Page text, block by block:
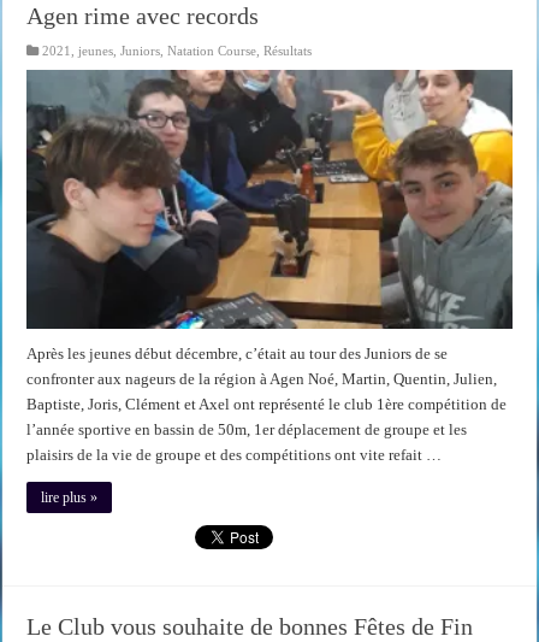
Agen rime avec records
2021 ,jeunes ,Juniors ,Natation Course ,Résultats
Après les jeunes début décembre, c’était au tour des Juniors de se
confronter aux nageurs de la région à Agen Noé, Martin, Quentin, Julien,
Baptiste, Joris, Clément et Axel ont représenté le club 1ère compétition de
l’année sportive en bassin de 50m, 1er déplacement de groupe et les
plaisirs de la vie de groupe et des compétitions ont vite refait …
lire plus »
Le Club vous souhaite de bonnes Fêtes de Fin